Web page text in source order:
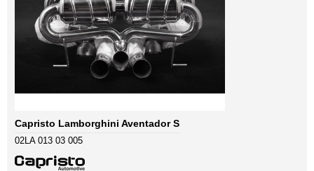
Capristo Lamborghini Aventador S
02LA 013 03 005